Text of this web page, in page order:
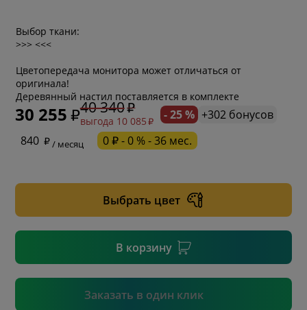
Выбор ткани:
>>> <<<
Цветопередача монитора может отличаться от
оригинала!
Деревянный настил поставляется в комплекте
30 255 40 340
выгода 10 085 - 25 % +302 бонусов
840
/ месяц 0 ₽ - 0 % - 36 мес.
Выбрать цвет
В корзину
Заказать в один клик
* обязательное поле
Подтвердить